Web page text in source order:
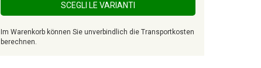
SCEGLI LE VARIANTI
Im Warenkorb können Sie unverbindlich die Transportkosten
berechnen.